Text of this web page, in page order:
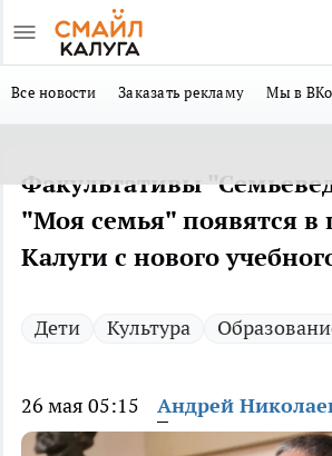
Все новости Заказать рекламу Мы в
Факультативы
"Моя семья" появятся в
Калуги с нового
Дети Культура
26 мая 05:15 Андрей